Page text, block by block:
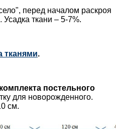
перед началом раскроя
Усадка ткани – 5-7%.
тканями.
комплекта постельного
для новорожденного.
см.